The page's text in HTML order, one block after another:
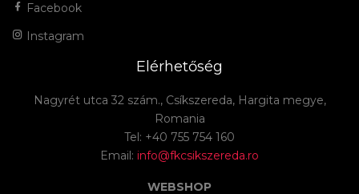
Facebook
Instagram
Elérhetőség
Nagyrét utca 32 szám., Csíkszereda, Hargita megye,
Romania
Tel: +40 755 754 160
Email: info@fkcsikszereda.ro
WEBSHOP